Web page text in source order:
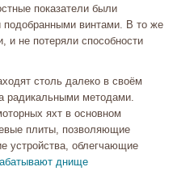
показатели были
подобранными винтами. В то же
и не потеряли способности
столь далеко в своём
радикальными методами.
яхт в основном
плиты, позволяющие
устройства, облегчающие
днище